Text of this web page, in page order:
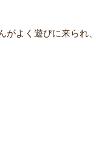
よく遊びに来られ